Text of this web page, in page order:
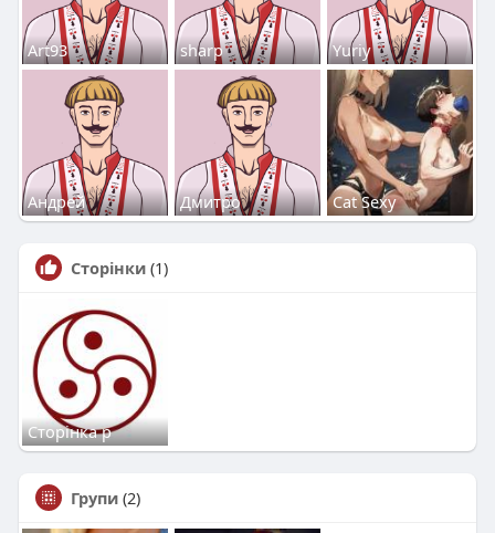
Art93 sharp Yuriy
Андрей Дмитро Cat Sexy
Сторінки (1)
Сторінка р
Групи (2)